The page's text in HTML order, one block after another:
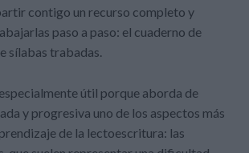
contigo un recurso completo y
paso a paso: el cuaderno de
sílabas trabadas.
útil porque aborda de
y progresiva uno de los aspectos más
de la lectoescritura: las